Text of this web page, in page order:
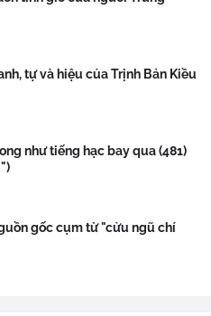
tự và hiệu của Trịnh Bản Kiều
như tiếng hạc bay qua (481)
gốc cụm từ "cửu ngũ chí